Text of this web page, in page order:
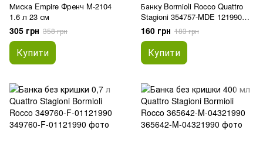
Миска Empire Френч M-2104
1.6 л 23 см
305 грн 358 грн
Купити
Банку Bormioli Rocco Quattro
Stagioni 354757-MDE 121990
200 мл
160 грн 183 грн
Купити